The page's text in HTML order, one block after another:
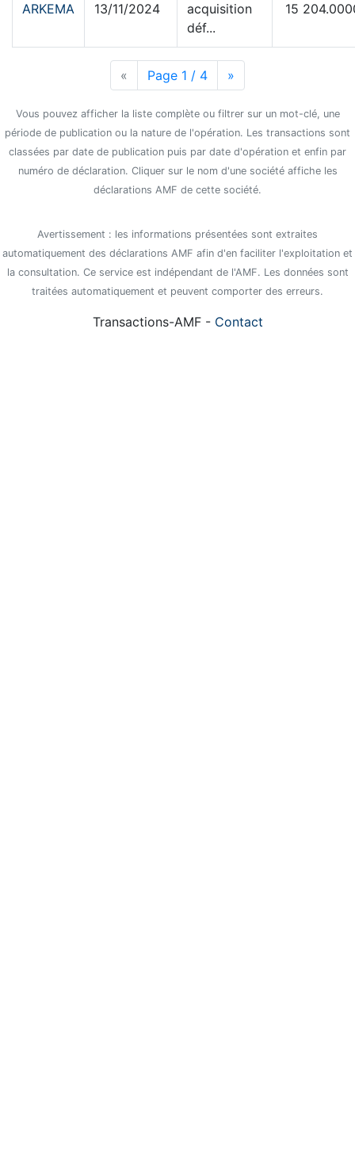
ARKEMA 13/11/2024
acquisition
déf...
15
« Page précédente
Page 1 / 4 Page suivante
»
Vous pouvez afficher la liste complète ou filtrer sur un mot-clé, une
période de publication ou la nature de l'opération. Les transactions sont
classées par date de publication puis par date d'opération et enfin par
numéro de déclaration. Cliquer sur le nom d'une société affiche les
déclarations AMF de cette société.
Avertissement : les informations présentées sont extraites
automatiquement des déclarations AMF afin d'en faciliter l'exploitation et
la consultation. Ce service est indépendant de l'AMF. Les données sont
traitées automatiquement et peuvent comporter des erreurs.
Transactions-AMF - Contact